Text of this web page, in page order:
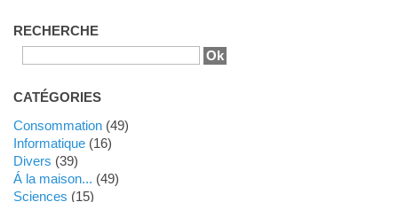
RECHERCHE
CATÉGORIES
Consommation(49)
Informatique(16)
Divers (39)
Á la maison... (49)
Sciences (15)